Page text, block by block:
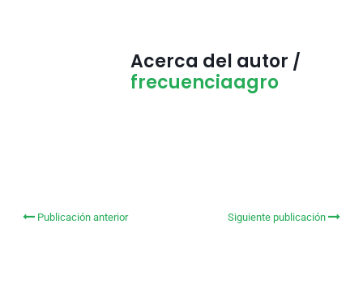
Acerca del autor /
frecuenciaagro
Publicación anterior Siguiente publicación